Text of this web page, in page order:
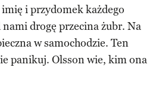
i przydomek każdego
nami drogę przecina żubr. Na
w samochodzie. Ten
panikuj. Olsson wie, kim ona